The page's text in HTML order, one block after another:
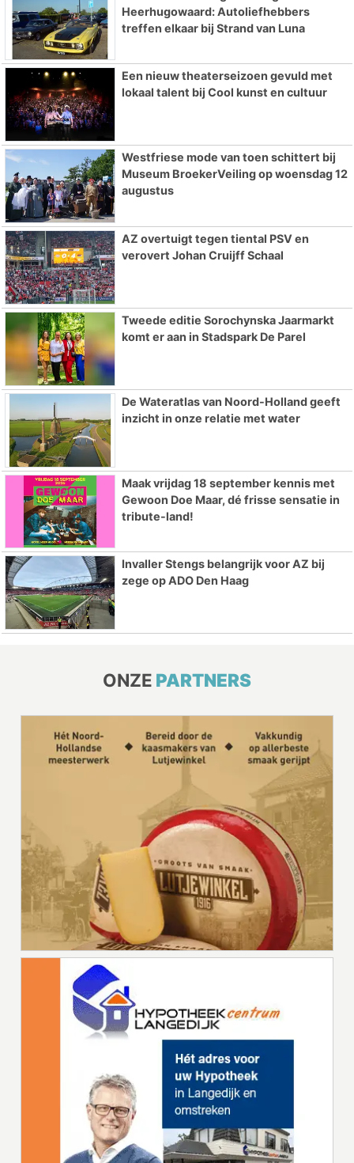
Heerhugowaard: Autoliefhebbers
treffen elkaar bij Strand van Luna
Een nieuw theaterseizoen gevuld met
lokaal talent bij Cool kunst en cultuur
Westfriese mode van toen schittert bij
Museum BroekerVeiling op woensdag 12
augustus
AZ overtuigt tegen tiental PSV en
verovert Johan Cruijff Schaal
Tweede editie Sorochynska Jaarmarkt
komt er aan in Stadspark De Parel
De Wateratlas van Noord-Holland geeft
inzicht in onze relatie met water
Maak vrijdag 18 september kennis met
Gewoon Doe Maar, dé frisse sensatie in
tribute-land!
Invaller Stengs belangrijk voor AZ bij
zege op ADO Den Haag
ONZE PARTNERS